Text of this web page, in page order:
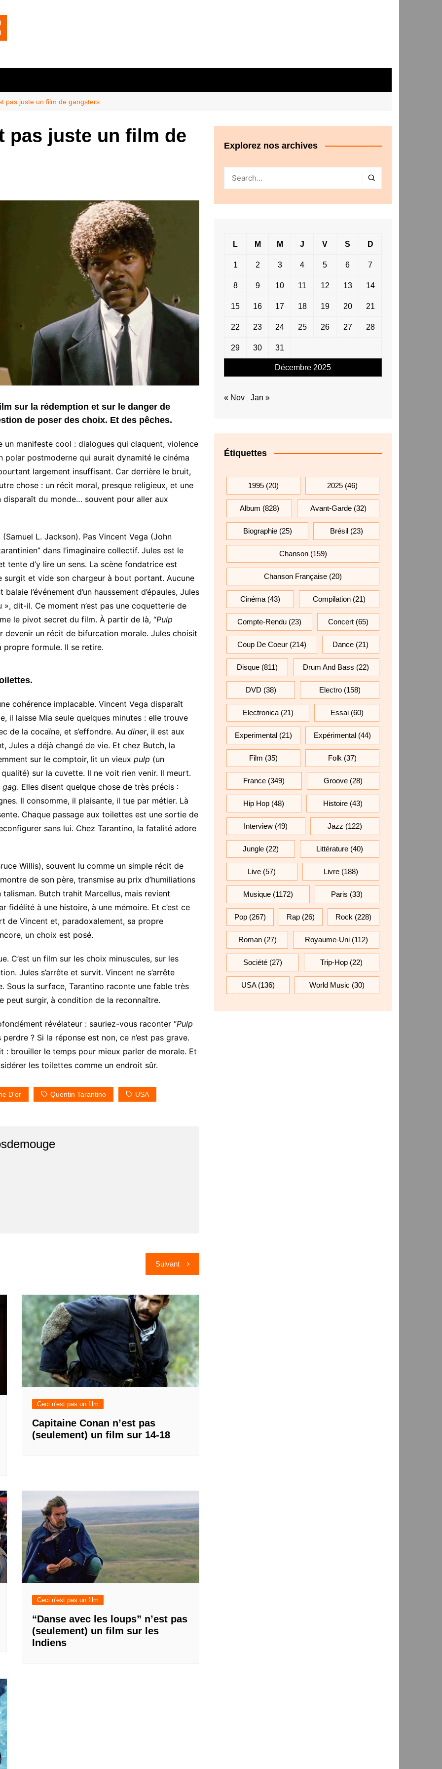
pas juste un film de gangsters
pas juste un film de
sur la rédemption et sur le danger de
de poser des choix. Et des pêches.
un manifeste cool : dialogues qui claquent, violence
polar postmoderne qui aurait dynamité le cinéma
largement insuffisant. Car derrière le bruit,
chose : un récit moral, presque religieux, et une
disparaît du monde… souvent pour aller aux
L. Jackson). Pas Vincent Vega (John
dans l’imaginaire collectif. Jules est le
tente d’y lire un sens. La scène fondatrice est
surgit et vide son chargeur à bout portant. Aucune
l’événement d’un haussement d’épaules, Jules
dit-il. Ce moment n’est pas une coquetterie de
le pivot secret du film. À partir de là, “Pulp
devenir un récit de bifurcation morale. Jules choisit
propre formule. Il se retire.
cohérence implacable. Vincent Vega disparaît
il laisse Mia seule quelques minutes : elle trouve
de la cocaïne, et s’effondre. Au diner, il est aux
Jules a déjà changé de vie. Et chez Butch, la
sur le comptoir, lit un vieux pulp (un
sur la cuvette. Il ne voit rien venir. Il meurt.
gag. Elles disent quelque chose de très précis :
Il consomme, il plaisante, il tue par métier. Là
Chaque passage aux toilettes est une sortie de
sans lui. Chez Tarantino, la fatalité adore
Willis), souvent lu comme un simple récit de
de son père, transmise au prix d’humiliations
Butch trahit Marcellus, mais revient
fidélité à une histoire, à une mémoire. Et c’est ce
de Vincent et, paradoxalement, sa propre
un choix est posé.
C’est un film sur les choix minuscules, sur les
Jules s’arrête et survit. Vincent ne s’arrête
Sous la surface, Tarantino raconte une fable très
peut surgir, à condition de la reconnaître.
révélateur : sauriez-vous raconter “Pulp
? Si la réponse est non, ce n’est pas grave.
: brouiller le temps pour mieux parler de morale. Et
les toilettes comme un endroit sûr.
D'or Quentin Tarantino USA
Suivant
Ceci n'est pas un film
Capitaine Conan n’est pas
(seulement) un film sur 14-18
Ceci n'est pas un film
“Danse avec les loups” n’est pas
(seulement) un film sur les
Indiens
Explorez nos archives
Décembre 2025
L M M J V S D
1 2 3 4 5 6 7
8 9 10 11 12 13 14
15 16 17 18 19 20 21
22 23 24 25 26 27 28
29 30 31
« Nov Jan »
Étiquettes
1995 (20) 2025 (46)
Album (828) Avant-Garde(32)
Biographie(25) Brésil(23)
Chanson(159)
Chanson Française (20)
Cinéma (43) Compilation (21)
Compte-Rendu (23) Concert (65)
Coup De Coeur(214) Dance (21)
Disque(811) Drum And Bass (22)
DVD (38) Electro(158)
Electronica(21) Essai(60)
Experimental (21) Expérimental (44)
Film (35) Folk (37)
France (349) Groove(28)
Hip Hop (48) Histoire(43)
Interview (49) Jazz (122)
Jungle (22) Littérature (40)
Live (57) Livre(188)
Musique(1172) Paris (33)
Pop (267) Rap (26) Rock (228)
Roman(27) Royaume-Uni(112)
Société(27) Trip-Hop (22)
USA(136) World Music (30)